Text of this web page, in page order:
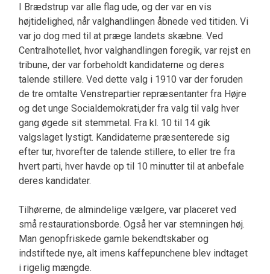
I Brædstrup var alle flag ude, og der var en vis
højtidelighed, når valghandlingen åbnede ved titiden. Vi
var jo dog med til at præge landets skæbne. Ved
Centralhotellet, hvor valghandlingen foregik, var rejst en
tribune, der var forbeholdt kandidaterne og deres
talende stillere. Ved dette valg i 1910 var der foruden
de tre omtalte Venstrepartier repræ­sentanter fra Højre
og det unge Socialdemokrati,der fra valg til valg hver
gang øgede sit stemmetal. Fra kl. 10 til 14 gik
valgslaget lystigt. Kandidaterne præsenterede sig
efter tur, hvorefter de talende stil­lere, to eller tre fra
hvert parti, hver havde op til 10 minutter til at anbefale
deres kandidater.
Tilhørerne, de almindelige vælgere, var placeret ved
små restaurationsborde. Også her var stemnin­gen høj.
Man genopfriskede gamle bekendtskaber og
indstiftede nye, alt imens kaffepunchene blev indtaget
i rigelig mængde.